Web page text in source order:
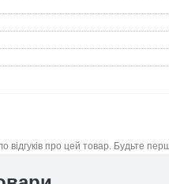
відгуків про цей товар. Будьте